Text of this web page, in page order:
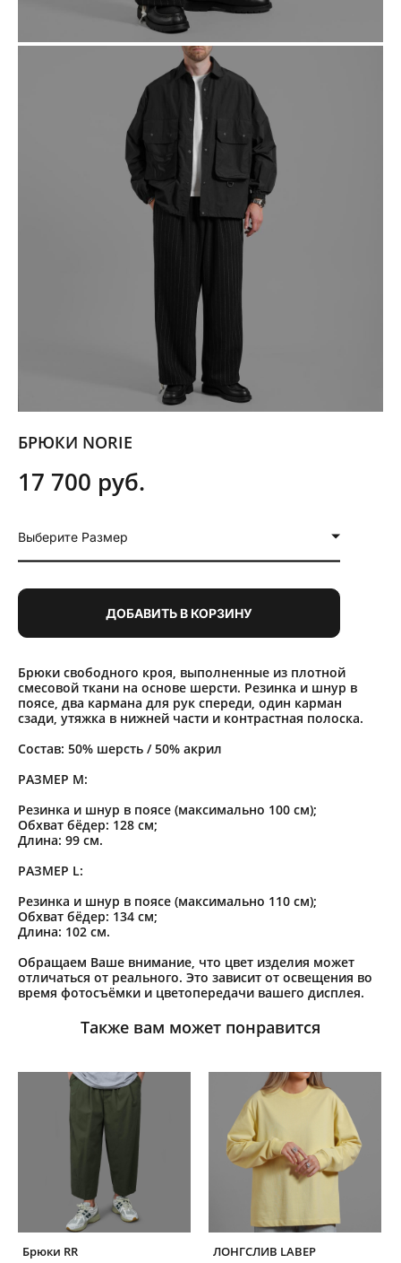
БРЮКИ NORIE
17 700 pуб.
Выберите Размер
ДОБАВИТЬ В КОРЗИНУ
Брюки свободного кроя, выполненные из плотной
смесовой ткани на основе шерсти. Резинка и шнур в
поясе, два кармана для рук спереди, один карман
сзади, утяжка в нижней части и контрастная полоска.
Состав: 50% шерсть / 50% акрил
РАЗМЕР M:
Резинка и шнур в поясе (максимально 100 см);
Обхват бёдер: 128 см;
Длина: 99 см.
РАЗМЕР L:
Резинка и шнур в поясе (максимально 110 см);
Обхват бёдер: 134 см;
Длина: 102 см.
Обращаем Ваше внимание, что цвет изделия может
отличаться от реального. Это зависит от освещения во
время фотосъёмки и цветопередачи вашего дисплея.
Также вам может понравится
Брюки RR ЛОНГСЛИВ LABEP